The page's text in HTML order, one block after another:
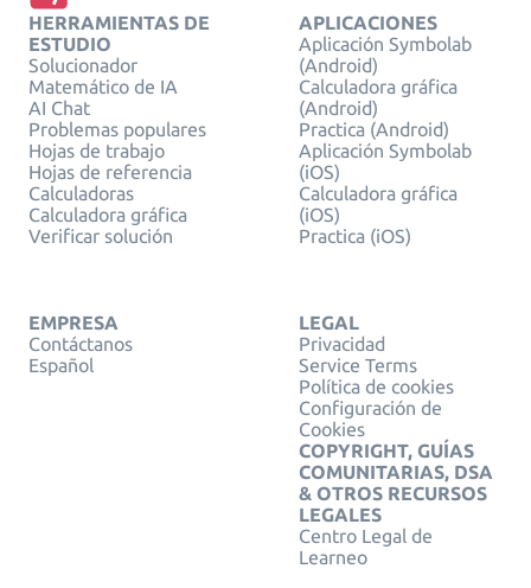
HERRAMIENTAS DE
ESTUDIO
Solucionador
Matemático de IA
AI Chat
Problemas populares
Hojas de trabajo
Hojas de referencia
Calculadoras
Calculadora gráfica
Verificar solución
APLICACIONES
Aplicación Symbolab
(Android)
Calculadora gráfica
(Android)
Practica (Android)
Aplicación Symbolab
(iOS)
Calculadora gráfica
(iOS)
Practica (iOS)
EMPRESA
Contáctanos
Español
LEGAL
Privacidad
Service Terms
Política de cookies
Configuración de
Cookies
COPYRIGHT, GUÍAS
COMUNITARIAS, DSA
& OTROS RECURSOS
LEGALES
Centro Legal de
Learneo